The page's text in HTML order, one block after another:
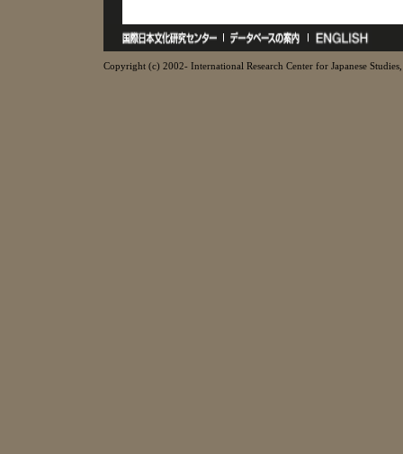
Copyright (c) 2002- International Research Center for Japanese